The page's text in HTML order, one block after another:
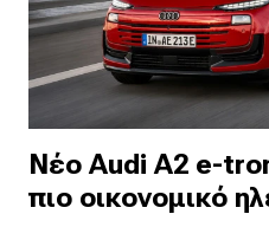
Νέο Audi A2 e-
πιο οικονομικό